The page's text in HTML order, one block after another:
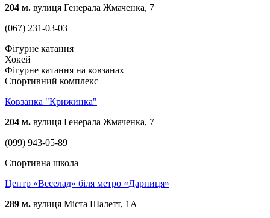
204 м. вулиця Генерала Жмаченка, 7
(067) 231-03-03
Фігурне катання
Хокей
Фігурне катання на ковзанах
Спортивний комплекс
Ковзанка "Крижинка"
204 м. вулиця Генерала Жмаченка, 7
(099) 943-05-89
Спортивна школа
Центр «Веселад» біля метро «Дарниця»
289 м. вулиця Міста Шалетт, 1А